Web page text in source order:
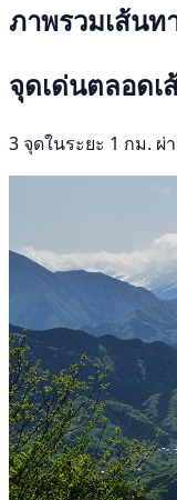
ภาพรวมเส้นท
จุดเด่นตลอดเ
3 จุดในระยะ 1 กม. ผ่